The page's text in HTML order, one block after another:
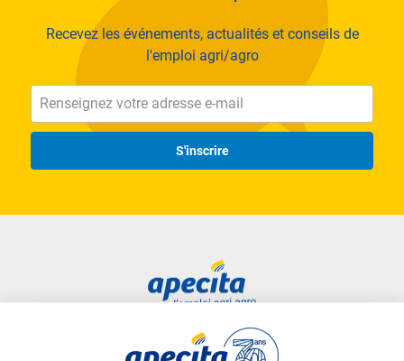
Recevez les événements, actualités et conseils de
l'emploi agri/agro
S'inscrire